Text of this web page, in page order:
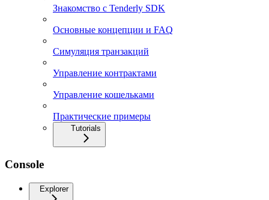
Знакомство с Tenderly SDK
Основные концепции и FAQ
Симуляция транзакций
Управление контрактами
Управление кошельками
Практические примеры
Tutorials
Console
Explorer